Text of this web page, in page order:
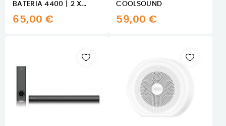
BATERIA 4400 | 2 X...
65,00 €
COOLSOUND
59,00 €